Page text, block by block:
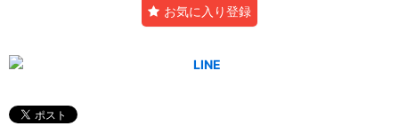
お気に入り登録